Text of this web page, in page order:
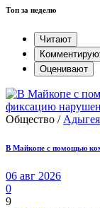
Топ за неделю
Читают
Оценивают
Общество / Адыгея
В Майкопе с помощью
06 авг 2026
0
9